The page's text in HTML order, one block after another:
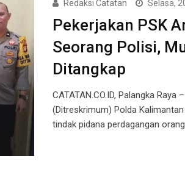
Redaksi Catatan Selasa,
Pekerjakan PSK
Seorang Polisi,
Ditangkap
CATATAN.CO.ID, Palangka
(Ditreskrimum) Polda
tindak pidana perdagangan